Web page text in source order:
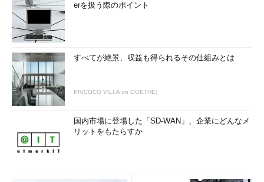
erを扱う際のポイント
すべてが絶景、収益も得られるその仕組みとは
PR(COCO VILLA on GOETHE)
国内市場に登場した「SD-WAN」、企業にどんなメ
リットをもたらすか